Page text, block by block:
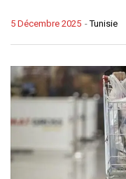
-Tunisie
5 Décembre 2025